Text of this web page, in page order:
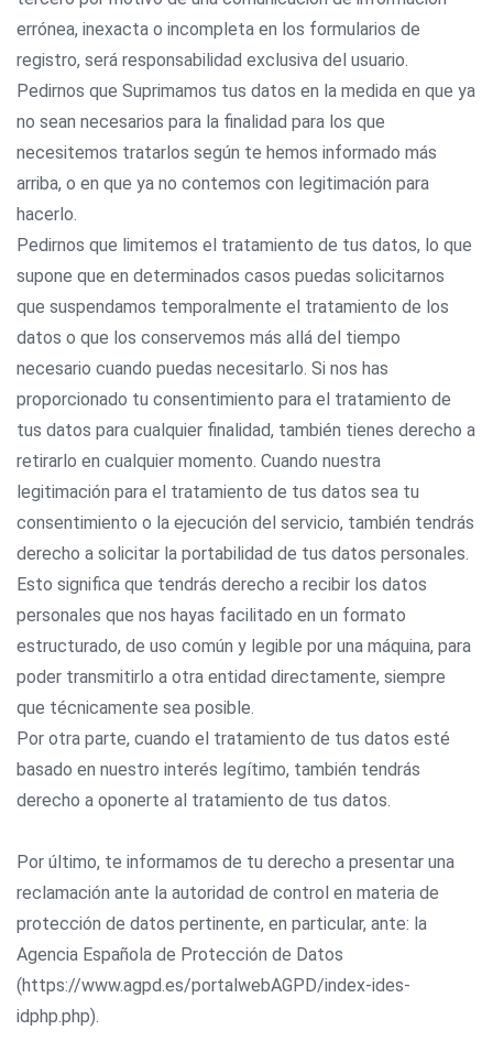
errónea, inexacta o incompleta en los formularios de
registro, será responsabilidad exclusiva del usuario.
Pedirnos que Suprimamos tus datos en la medida en que ya
no sean necesarios para la finalidad para los que
necesitemos tratarlos según te hemos informado más
arriba, o en que ya no contemos con legitimación para
hacerlo.
Pedirnos que limitemos el tratamiento de tus datos, lo que
supone que en determinados casos puedas solicitarnos
que suspendamos temporalmente el tratamiento de los
datos o que los conservemos más allá del tiempo
necesario cuando puedas necesitarlo. Si nos has
proporcionado tu consentimiento para el tratamiento de
tus datos para cualquier finalidad, también tienes derecho a
retirarlo en cualquier momento. Cuando nuestra
legitimación para el tratamiento de tus datos sea tu
consentimiento o la ejecución del servicio, también tendrás
derecho a solicitar la portabilidad de tus datos personales.
Esto significa que tendrás derecho a recibir los datos
personales que nos hayas facilitado en un formato
estructurado, de uso común y legible por una máquina, para
poder transmitirlo a otra entidad directamente, siempre
que técnicamente sea posible.
Por otra parte, cuando el tratamiento de tus datos esté
basado en nuestro interés legítimo, también tendrás
derecho a oponerte al tratamiento de tus datos.
Por último, te informamos de tu derecho a presentar una
reclamación ante la autoridad de control en materia de
protección de datos pertinente, en particular, ante: la
Agencia Española de Protección de Datos
(https://www.agpd.es/portalwebAGPD/index-ides-
idphp.php).